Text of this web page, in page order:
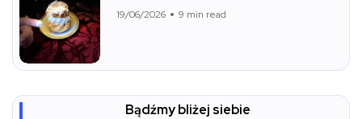
19/06/2026 9 min read
Bądźmy bliżej siebie